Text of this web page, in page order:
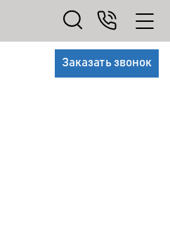
Заказать звонок